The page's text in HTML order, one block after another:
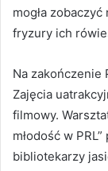
mogła
fryzury ich
Na zakończenie
Zajęcia
filmowy.
młodość w
bibliotekarzy